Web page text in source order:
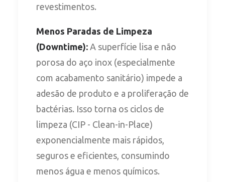
revestimentos.
Menos Paradas de Limpeza
(Downtime): A superfície lisa e não
porosa do aço inox (especialmente
com acabamento sanitário) impede a
adesão de produto e a proliferação de
bactérias. Isso torna os ciclos de
limpeza (CIP - Clean-in-Place)
exponencialmente mais rápidos,
seguros e eficientes, consumindo
menos água e menos químicos.